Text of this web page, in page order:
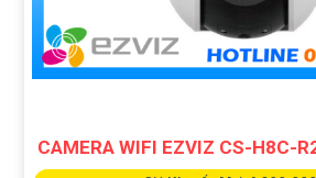
CAMERA WIFI EZVIZ CS-H8C-